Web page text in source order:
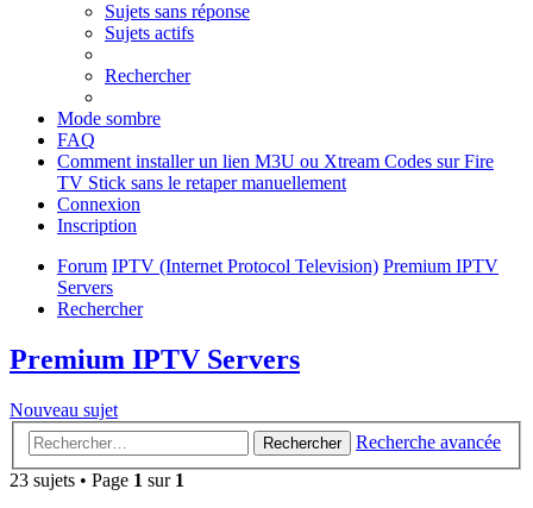
Sujets sans réponse
Sujets actifs
Rechercher
Mode sombre
FAQ
Comment installer un lien M3U ou Xtream Codes sur Fire
TV Stick sans le retaper manuellement
Connexion
Inscription
Forum IPTV (Internet Protocol Television) Premium IPTV
Servers
Rechercher
Premium IPTV Servers
Nouveau sujet
Rechercher
Recherche avancée
23 sujets • Page 1 sur 1